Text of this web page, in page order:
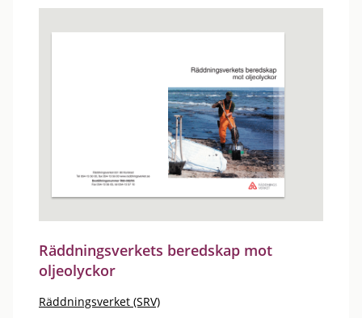
Räddningsverkets beredskap mot
oljeolyckor
Räddningsverket (SRV)